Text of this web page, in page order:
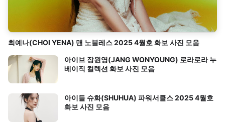
최예나(CHOI YENA) 맨 노블레스 2025 4월호 화보 사진 모음
아이브 장원영(JANG WONYOUNG) 로라로라 누
베이직 컬렉션 화보 사진 모음
아이들 슈화(SHUHUA) 파워서클스 2025 4월호
화보 사진 모음